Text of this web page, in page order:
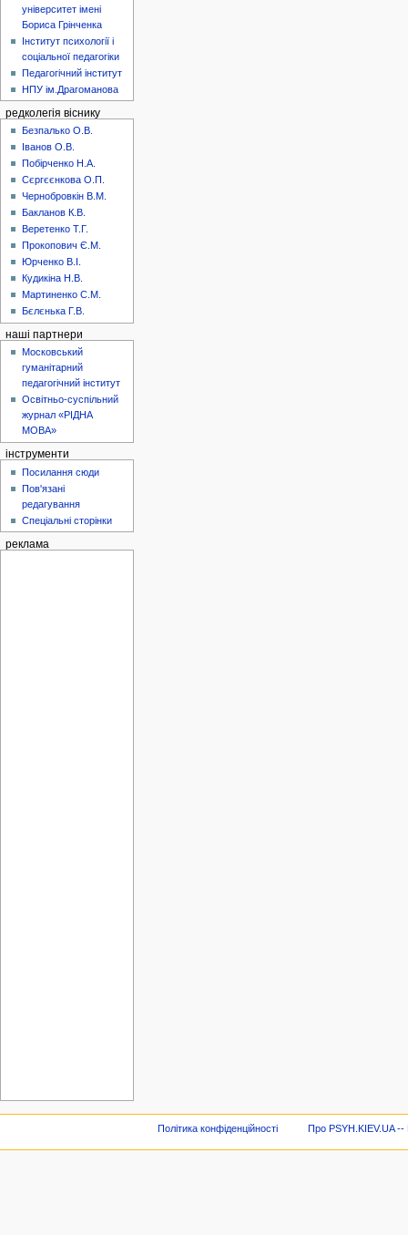
університет імені
Бориса Грінченка
Інститут психології і
соціальної педагогіки
Педагогічний інститут
НПУ ім.Драгоманова
редколегія віснику
Безпалько О.В.
Іванов О.В.
Побірченко Н.А.
Сєргєєнкова О.П.
Чернобровкін В.М.
Бакланов К.В.
Веретенко Т.Г.
Прокопович Є.М.
Юрченко В.І.
Кудикіна Н.В.
Мартиненко С.М.
Бєлєнька Г.В.
наші партнери
Московський
гуманітарний
педагогічний інститут
Освітньо-суспільний
журнал «РІДНА
МОВА»
інструменти
Посилання сюди
Пов'язані
редагування
Спеціальні сторінки
реклама
Політика конфіденційності Про PSYH.KIEV.UA --